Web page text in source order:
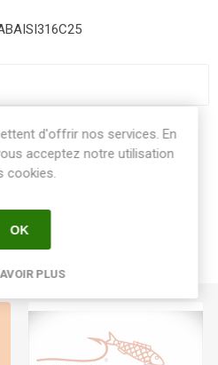
Share:d'offrir nos services. En
acceptez notre utilisation
cookies.
OK
PLUS